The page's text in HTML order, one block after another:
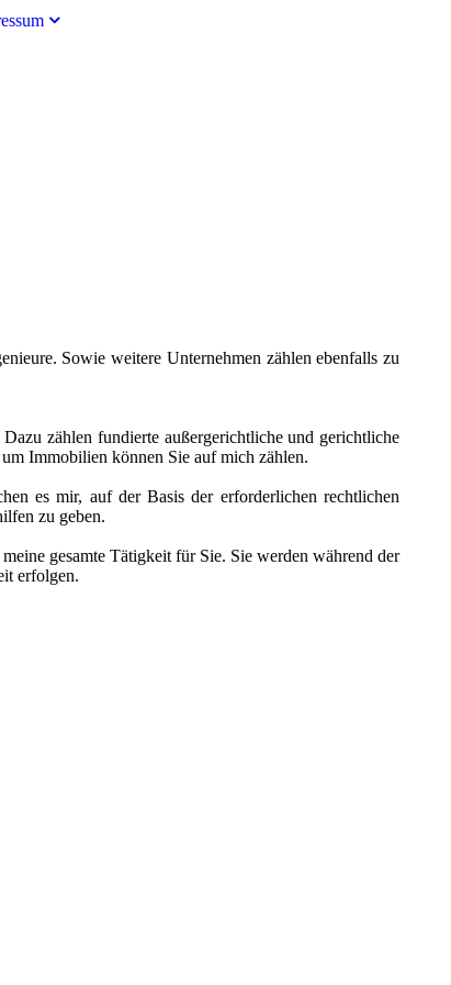
Sowie weitere Unternehmen zählen ebenfalls zu
zählen fundierte außergerichtliche und gerichtliche
Immobilien können Sie auf mich zählen.
es mir, auf der Basis der erforderlichen rechtlichen
zu geben.
gesamte Tätigkeit für Sie. Sie werden während der
erfolgen.